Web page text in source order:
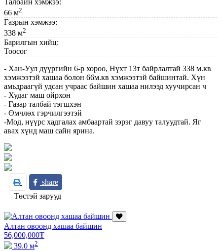
66 м2
Газрын хэмжээ:
338 м2
Барилгын хийц:
Тоосог
- Хан-Уул дүүргийн 6-р хороо, Нүхт 13т байрлалтай 338 м.кв
хэмжээтэй хашаа болон 66м.кв хэмжээтэй байшинтай. Хүн
амьдраагүй удсан учраас байшин хашаа нилээд хуучирсан ч
- Худаг маш ойрхон
- Газар талбай тэгшхэн
- Өмчлөх гэрчилгээтэй
-Мод, нүүрс хадгалах амбаартай зэрэг давуу талуудтай. Яг
авах хүнд маш сайн ярина.
share
Төстэй зарууд
Алтан овоонд хашаа байшин
56,000,000₮
39.0 м2